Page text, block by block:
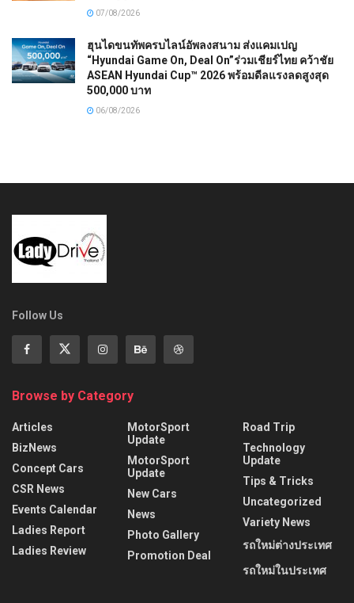
07/08/2026
ฮุนไดขนทัพครบไลน์อัพลงสนาม ส่งแคมเปญ
“Hyundai Game On, Deal On”ร่วมเชียร์ไทย คว้าชัย
ASEAN Hyundai Cup™ 2026 พร้อมดีลแรงลดสูงสุด
500,000 บาท
06/08/2026
Follow Us
Browse by Category
Articles
BizNews
Concept Cars
CSR News
Events Calendar
Ladies Report
Ladies Review
MotorSport
Update
MotorSport
Update
New Cars
News
Photo Gallery
Promotion Deal
Road Trip
Technology
Update
Tips & Tricks
Uncategorized
Variety News
รถใหม่ต่างประเทศ
รถใหม่ในประเทศ